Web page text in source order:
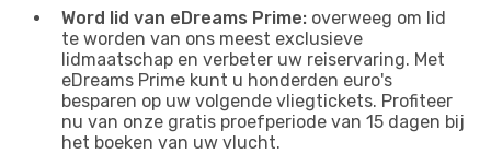
Word lid van eDreams Prime: overweeg om lid
te worden van ons meest exclusieve
lidmaatschap en verbeter uw reiservaring. Met
eDreams Prime kunt u honderden euro's
besparen op uw volgende vliegtickets. Profiteer
nu van onze gratis proefperiode van 15 dagen bij
het boeken van uw vlucht.